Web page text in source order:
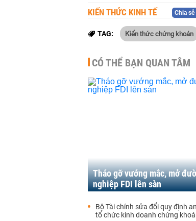
KIẾN THỨC KINH TẾ Chia sẻ
TAG: Kiến thức chứng khoán
CÓ THỂ BẠN QUAN TÂM
Tháo gỡ vướng mắc, mở
nghiệp FDI lên sàn
Bộ Tài chính sửa đổi quy định
tổ chức kinh doanh chứng